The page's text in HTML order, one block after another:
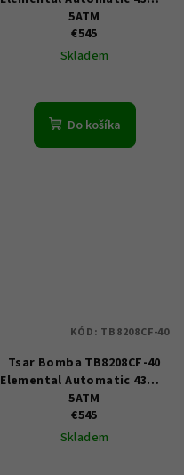
5ATM
€545
Skladem
Do košíka
Tsar Bomba TB8208CF-40
Elemental Automatic 43mm
5ATM
€545
Skladem
KÓD: TB8208CF-40